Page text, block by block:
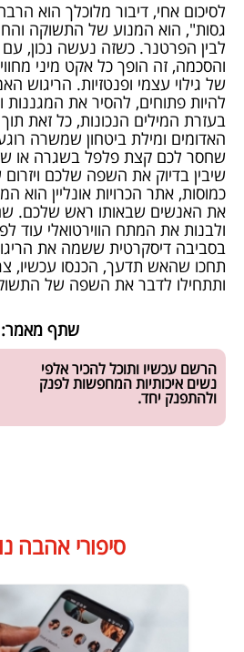
לסיכום אחי, דיבור מלוכלך הוא
גסות", הוא המנוע של התשוקה
לבין הפרטנר. כשזה נעשה נכון,
והסכמה, זה הופך כל אקט מיני
של גילוי עצמי ופנטזיות. הריגוש
להיות פתוחים, להסיר את המגננות
בעזרת המילים הנכונות, כל זאת
האדומים ומילת ביטחון שמשרה
שחסר לכם קצת פלפל בשגרה או
שיבין בדיוק את השפה שלכם
כמוסות, אתר הכרויות אונליין הוא
את האנשים שבאותו ראש שלכם.
ולבנות את המתח הווירטואלי עוד
בסביבה דיסקרטית ששמה את
תחכו שהאש תדעך, הכנסו עכשיו,
ותתחילו לדבר את השפה של
שתף מאמר:
הרשם עכשיו ותוכל להכיר אלפי
נשים איכותיות המחפשות לפנק
ולהתפנק יחד.
סיפורי אהבה